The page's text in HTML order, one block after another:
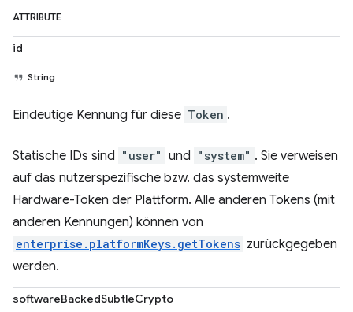
ATTRIBUTE
id
String
Eindeutige Kennung für diese Token .
Statische IDs sind "user" und "system" . Sie verweisen
auf das nutzerspezifische bzw. das systemweite
Hardware-Token der Plattform. Alle anderen Tokens (mit
anderen Kennungen) können von
enterprise.platformKeys.getTokens zurückgegeben
werden.
softwareBackedSubtleCrypto